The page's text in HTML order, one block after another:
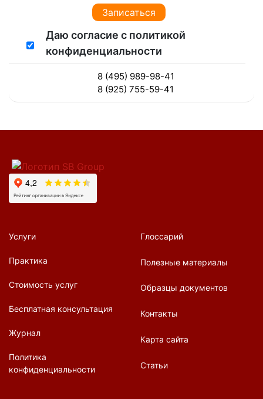
Даю согласие с политикой
конфиденциальности
8 (495) 989-98-41
8 (925) 755-59-41
Услуги
Практика
Стоимость услуг
Бесплатная консультация
Журнал
Политика
конфиденциальности
Глоссарий
Полезные материалы
Образцы документов
Контакты
Карта сайта
Статьи